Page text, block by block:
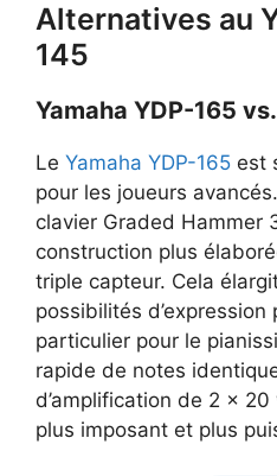
Alternatives au
145
Yamaha YDP-165
Le Yamaha YDP-165 est
pour les joueurs
clavier Graded Hammer
construction plus
triple capteur. Cela
possibilités d’expression
particulier pour le
rapide de notes
d’amplification de 2 x
plus imposant et plus